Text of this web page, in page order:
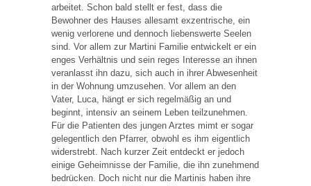
arbeitet. Schon bald stellt er fest, dass die
Bewohner des Hauses allesamt exzentrische, ein
wenig verlorene und dennoch liebenswerte Seelen
sind. Vor allem zur Martini Familie entwickelt er ein
enges Verhältnis und sein reges Interesse an ihnen
veranlasst ihn dazu, sich auch in ihrer Abwesenheit
in der Wohnung umzusehen. Vor allem an den
Vater, Luca, hängt er sich regelmäßig an und
beginnt, intensiv an seinem Leben teilzunehmen.
Für die Patienten des jungen Arztes mimt er sogar
gelegentlich den Pfarrer, obwohl es ihm eigentlich
widerstrebt. Nach kurzer Zeit entdeckt er jedoch
einige Geheimnisse der Familie, die ihn zunehmend
bedrücken. Doch nicht nur die Martinis haben ihre